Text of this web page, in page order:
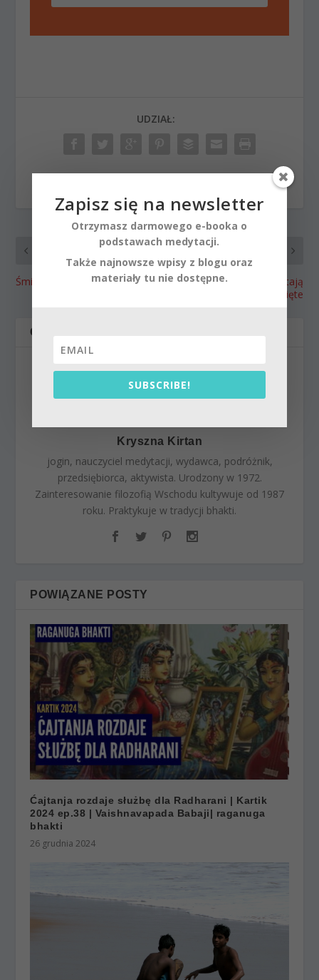
UDZIAŁ:
Śmierć i jej przeczuwanie
Drzwi miłości pozostają
zamknięte
O AUTORZE
Kryszna Kirtan
jogin, nauczyciel medytacji, wydawca, podróżnik,
przedsiębiorca, aktywista. Urodzony w 1972.
Zainteresowanie filozofią Wschodu kultywuje od 1987
roku. Praktykuje w tradycji bhakti.
POWIĄZANE POSTY
Ćajtanja rozdaje służbę dla Radharani | Kartik
2024 ep.38 | Vaishnavapada Babaji| raganuga
bhakti
26 grudnia 2024
Zapisz się na newsletter
Otrzymasz darmowego e-booka o
podstawach medytacji.
Także najnowsze wpisy z blogu oraz
materiały tu nie dostępne.
SUBSCRIBE!